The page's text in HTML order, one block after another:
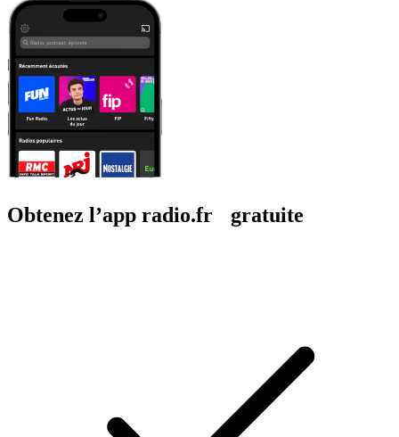
Obtenez l’app radio.fr gratuite